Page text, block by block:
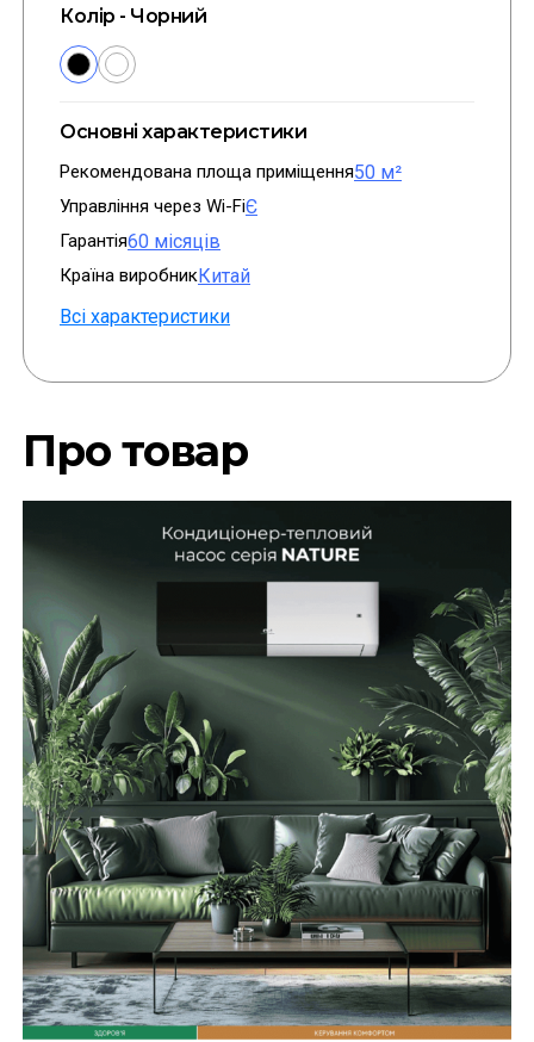
Колір - Чорний
Основні характеристики
Рекомендована площа приміщення50 м²
Управління через Wi-FiЄ
Гарантія60 місяців
Країна виробникКитай
Всі характеристики
Про товар